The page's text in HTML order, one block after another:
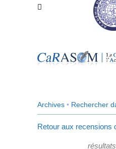
Archives • Rechercher
Retour aux recensions